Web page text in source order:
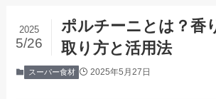
ポルチーニとは？香
取り方と活用法
2025
5/26
スーパー食材 2025年5月27日